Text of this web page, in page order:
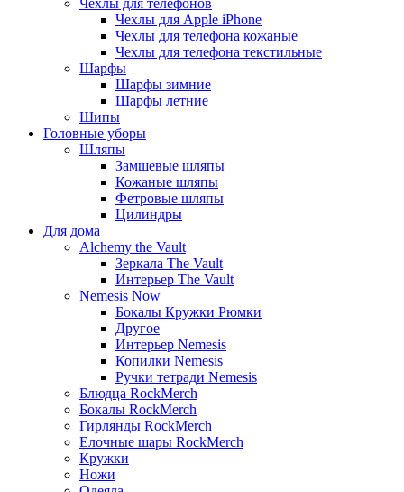
Чехлы для телефонов
Чехлы для Apple iPhone
Чехлы для телефона кожаные
Чехлы для телефона текстильные
Шарфы
Шарфы зимние
Шарфы летние
Шипы
Головные уборы
Шляпы
Замшевые шляпы
Кожаные шляпы
Фетровые шляпы
Цилиндры
Для дома
Alchemy the Vault
Зеркала The Vault
Интерьер The Vault
Nemesis Now
Бокалы Кружки Рюмки
Другое
Интерьер Nemesis
Копилки Nemesis
Ручки тетради Nemesis
Блюдца RockMerch
Бокалы RockMerch
Гирлянды RockMerch
Елочные шары RockMerch
Кружки
Ножи